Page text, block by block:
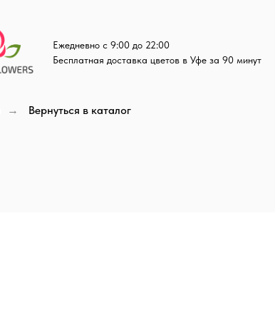
Ежедневно с 9:00 до 22:00
Бесплатная доставка цветов в Уфе за 90 минут
→ Вернуться в каталог